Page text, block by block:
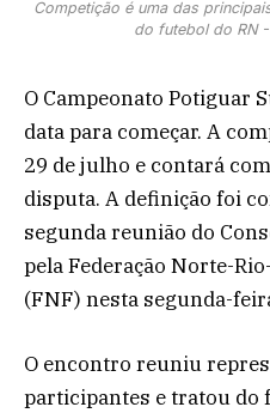
Competição é uma das
do futebol do RN
O Campeonato Potiguar
data para começar. A
29 de julho e contará
disputa. A definição foi
segunda reunião do
pela Federação Norte-
(FNF) nesta segunda-
O encontro reuniu
participantes e tratou do